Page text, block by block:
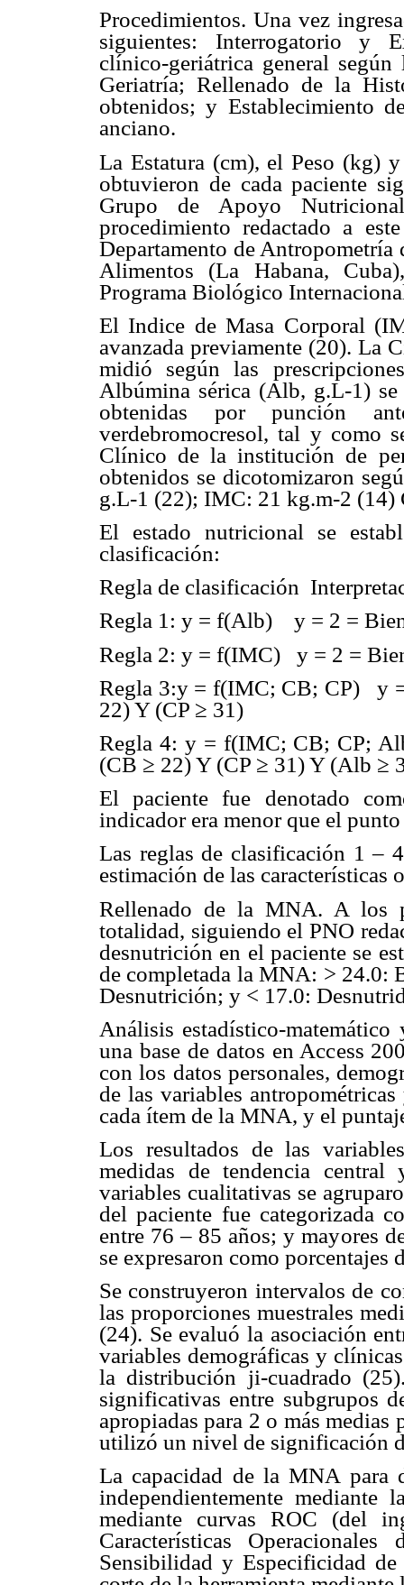
Procedimientos. Una vez
siguientes: Interrogatorio y
clínico-geriátrica general
Geriatría; Rellenado de la
obtenidos; y Establecimiento
anciano.
La Estatura (cm), el Peso (kg)
obtuvieron de cada paciente
Grupo de Apoyo
procedimiento redactado a
Departamento de
Alimentos (La Habana,
Programa Biológico
El Indice de Masa Corporal
avanzada previamente (20). La
midió según las
Albúmina sérica (Alb, g.L-1) se
obtenidas por punción
verdebromocresol, tal y como
Clínico de la institución de
obtenidos se dicotomizaron
g.L-1 (22); IMC: 21 kg.m-2 (14)
El estado nutricional se
clasificación:
Regla de clasificación
Regla 1: y = f(Alb) y = 2 =
Regla 2: y = f(IMC) y = 2 =
Regla 3:y = f(IMC; CB; CP) y
22) Y (CP ≥ 31)
Regla 4: y = f(IMC; CB; CP;
(CB ≥ 22) Y (CP ≥ 31) Y (Alb ≥
El paciente fue denotado
indicador era menor que el
Las reglas de clasificación 1 –
estimación de las características
Rellenado de la MNA. A los
totalidad, siguiendo el PNO
desnutrición en el paciente se
de completada la MNA: > 24.0:
Desnutrición; y < 17.0:
Análisis estadístico-
una base de datos en Access
con los datos personales,
de las variables
cada ítem de la MNA, y el
Los resultados de las
medidas de tendencia
variables cualitativas se
del paciente fue categorizada
entre 76 – 85 años; y mayores
se expresaron como porcentajes
Se construyeron intervalos de
las proporciones muestrales
(24). Se evaluó la asociación
variables demográficas y
la distribución ji-cuadrado
significativas entre subgrupos
apropiadas para 2 o más medias
utilizó un nivel de significación
La capacidad de la MNA para
independientemente
mediante curvas ROC (del
Características
Sensibilidad y Especificidad